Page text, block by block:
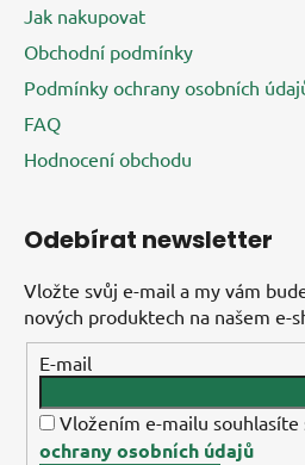
Jak nakupovat
Obchodní podmínky
Podmínky ochrany osobních
FAQ
Hodnocení obchodu
Odebírat newsletter
Vložte svůj e-mail a my vám
nových produktech na našem e-
E-mail
Vložením e-mailu souhlasíte
ochrany osobních údajů